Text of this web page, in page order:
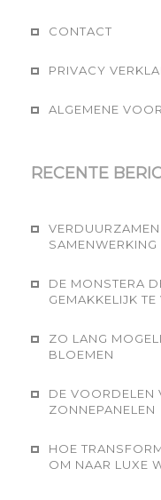
CONTACT
PRIVACY
ALGEMENE
RECENTE
DE MONSTERA
GEMAKKELIJK
ZO LANG
BLOEMEN
DE VOORDELEN
ZONNEPANELEN
HOE
OM NAAR LUXE